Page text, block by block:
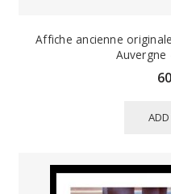
Affiche ancienne
Auvergne